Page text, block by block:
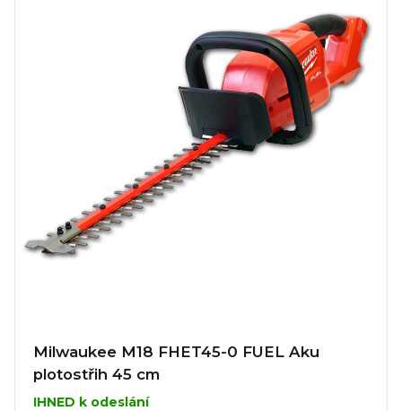
Milwaukee M18 FHET45-0 FUEL Aku
plotostřih 45 cm
IHNED k odeslání